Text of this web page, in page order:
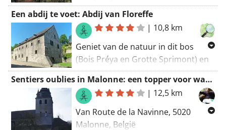
Passage langs het Fort de Malonne
en zijn verbazingwekkende
ventilatietoren. Ook een intacte
bunker. Enkele kraters, resten van
bombardementen, markeren nog
steeds dit mooie bos. Magnifieke
eigendommen langs het pad. De
privatisering (juridisch, de eigenaar
won zijn rechtszaak tegen de stad)
van het pad dat het bos verbindt
Een abdij te voet: Abdij van Floreffe
| 10,8 km
Geniet van de natuur in dit bos
(Bois Préya en Grotte Sprimont) en
verken enkele prachtige
wandelpaden. Bewonder zeker de
curiositeiten langs deze route (o.a.
Gelukkig nieuwjaar 2013). De
wandelroute begint bij de
Sentiers oublies in Malonne: een topper voor wandel-fijnproevers!
| 12,5 km
Van Route de la Navinne, 5020
Malonne, België